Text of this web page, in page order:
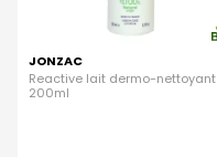
JONZAC
Reactive lait dermo-nettoyant
200ml